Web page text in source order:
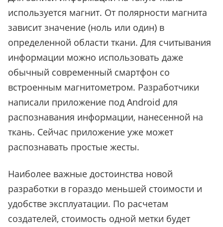
используется магнит. От полярности магнита
зависит значение (ноль или один) в
определенной области ткани. Для считывания
информации можно использовать даже
обычный современный смартфон со
встроенным магнитометром. Разработчики
написали приложение под Android для
распознавания информации, нанесенной на
ткань. Сейчас приложение уже может
распознавать простые жесты.
Наиболее важные достоинства новой
разработки в гораздо меньшей стоимости и
удобстве эксплуатации. По расчетам
создателей, стоимость одной метки будет